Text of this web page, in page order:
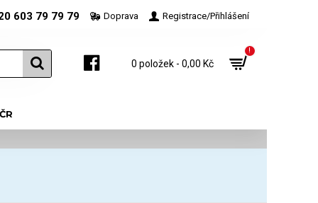
603 79 79 79 Doprava Registrace/Přihlášení
0 položek - 0,00 Kč
!